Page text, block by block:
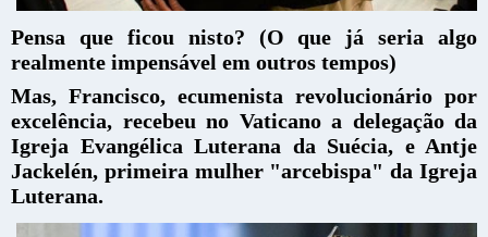
Pensa que ficou nisto? (O que já seria algo
realmente impensável em outros tempos)
Mas, Francisco, ecumenista revolucionário por
excelência, recebeu no Vaticano a delegação da
Igreja Evangélica Luterana da Suécia, e Antje
Jackelén, primeira mulher "arcebispa" da Igreja
Luterana.